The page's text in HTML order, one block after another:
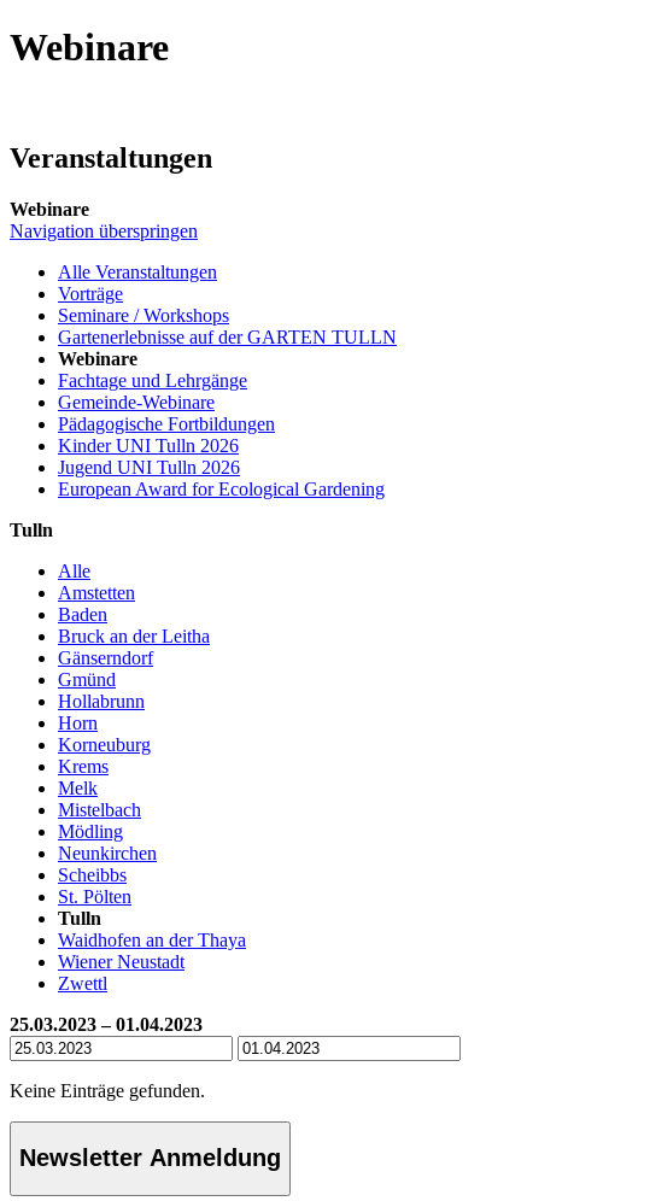
Webinare
Veranstaltungen
Webinare
Navigation überspringen
Alle Veranstaltungen
Vorträge
Seminare / Workshops
Gartenerlebnisse auf der GARTEN TULLN
Webinare
Fachtage und Lehrgänge
Gemeinde-Webinare
Pädagogische Fortbildungen
Kinder UNI Tulln 2026
Jugend UNI Tulln 2026
European Award for Ecological Gardening
Tulln
Alle
Amstetten
Baden
Bruck an der Leitha
Gänserndorf
Gmünd
Hollabrunn
Horn
Korneuburg
Krems
Melk
Mistelbach
Mödling
Neunkirchen
Scheibbs
St. Pölten
Tulln
Waidhofen an der Thaya
Wiener Neustadt
Zwettl
25.03.2023 – 01.04.2023
Keine Einträge gefunden.
Newsletter Anmeldung